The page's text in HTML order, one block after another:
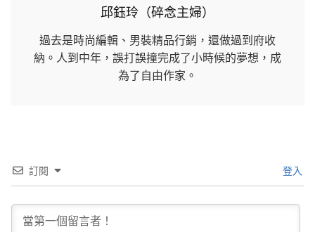
邱鈺玲（碎念主婦）
過去是時尚編輯、男裝精品行銷，還做過到府收
納。人到中年，誤打誤撞完成了小時候的夢想，成
為了自由作家。
訂閱 登入